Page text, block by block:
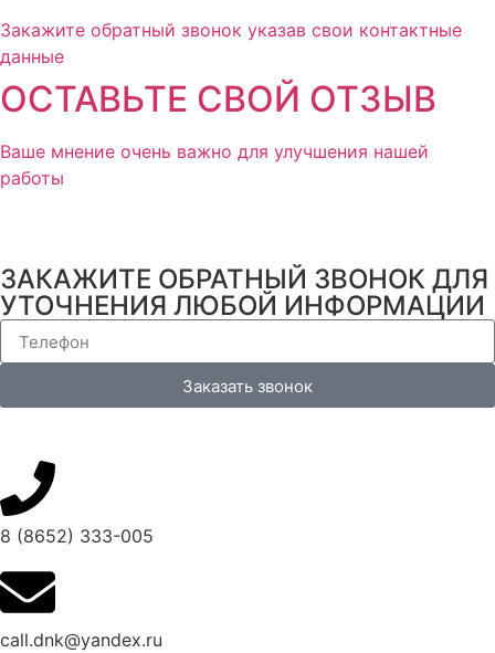
Закажите обратный звонок указав свои контактные
данные
ОСТАВЬТЕ СВОЙ ОТЗЫВ
Ваше мнение очень важно для улучшения нашей
работы
ЗАКАЖИТЕ ОБРАТНЫЙ ЗВОНОК ДЛЯ
УТОЧНЕНИЯ ЛЮБОЙ ИНФОРМАЦИИ
Заказать звонок
8 (8652) 333-005
call.dnk@yandex.ru